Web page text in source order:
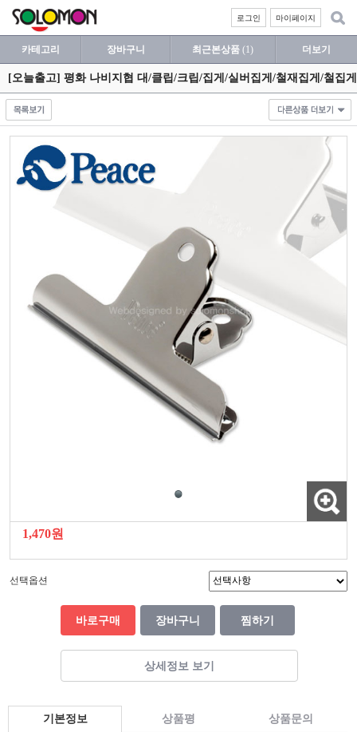
마이페이지
로그인
카테고리 장바구니 최근본상품 (1) 더보기
[오늘출고] 평화 나비지협 대/클립/크립/집게/실버집게/철재집게/철집
1,470원
선택옵션
바로구매 장바구니 찜하기
상세정보 보기
기본정보 상품평 상품문의